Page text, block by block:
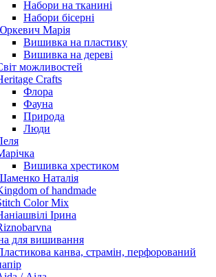
Набори на тканині
Набори бісерні
Марія
Вишивка на пластику
Вишивка на дереві
можливостей
Crafts
Флора
Фауна
Природа
Люди
Вишивка хрестиком
Наталія
of handmade
Color Mix
Ірина
для вишивання
канва, страмін, перфорований